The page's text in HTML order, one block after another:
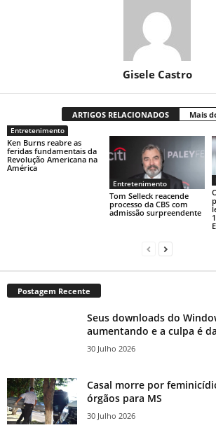
Gisele Castro
ARTIGOS RELACIONADOS Mais
Entretenimento
Ken Burns reabre as
feridas fundamentais da
Revolução Americana na
América
Entretenimento
Tom Selleck reacende
processo da CBS com
admissão surpreendente
Postagem Recente
Seus downloads do
aumentando e a culpa é
30 Julho 2026
Casal morre por
órgãos para MS
30 Julho 2026